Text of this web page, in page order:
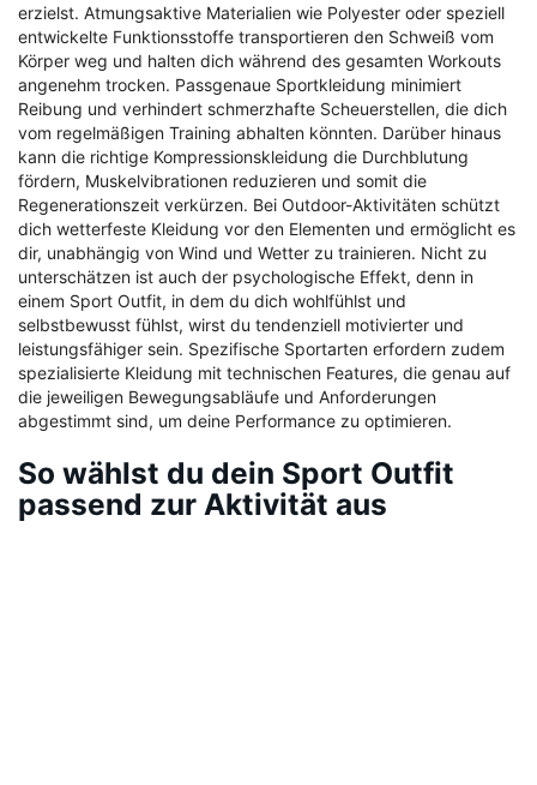
erzielst. Atmungsaktive Materialien wie Polyester oder speziell
entwickelte Funktionsstoffe transportieren den Schweiß vom
Körper weg und halten dich während des gesamten Workouts
angenehm trocken. Passgenaue Sportkleidung minimiert
Reibung und verhindert schmerzhafte Scheuerstellen, die dich
vom regelmäßigen Training abhalten könnten. Darüber hinaus
kann die richtige Kompressionskleidung die Durchblutung
fördern, Muskelvibrationen reduzieren und somit die
Regenerationszeit verkürzen. Bei Outdoor-Aktivitäten schützt
dich wetterfeste Kleidung vor den Elementen und ermöglicht es
dir, unabhängig von Wind und Wetter zu trainieren. Nicht zu
unterschätzen ist auch der psychologische Effekt, denn in
einem Sport Outfit, in dem du dich wohlfühlst und
selbstbewusst fühlst, wirst du tendenziell motivierter und
leistungsfähiger sein. Spezifische Sportarten erfordern zudem
spezialisierte Kleidung mit technischen Features, die genau auf
die jeweiligen Bewegungsabläufe und Anforderungen
abgestimmt sind, um deine Performance zu optimieren.
So wählst du dein Sport Outfit
passend zur Aktivität aus